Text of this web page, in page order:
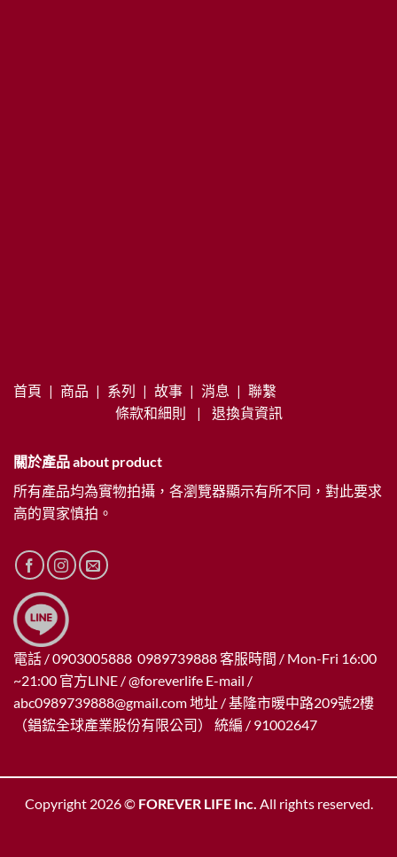
首頁 | 商品 | 系列 | 故事 | 消息 | 聯繫
條款和細則
| 退換貨資訊
關於產品 about product
所有產品均為實物拍攝，各瀏覽器顯示有所不同，對此要求
高的買家慎拍。
電話 / 0903005888 0989739888 客服時間 / Mon-Fri 16:00
~21:00 官方LINE / @foreverlife E-mail /
abc0989739888@gmail.com地址 / 基隆市暖中路209號2樓
（錩鋐全球產業股份有限公司） 統編 / 91002647
Copyright 2026 © FOREVER LIFE Inc. All rights reserved.